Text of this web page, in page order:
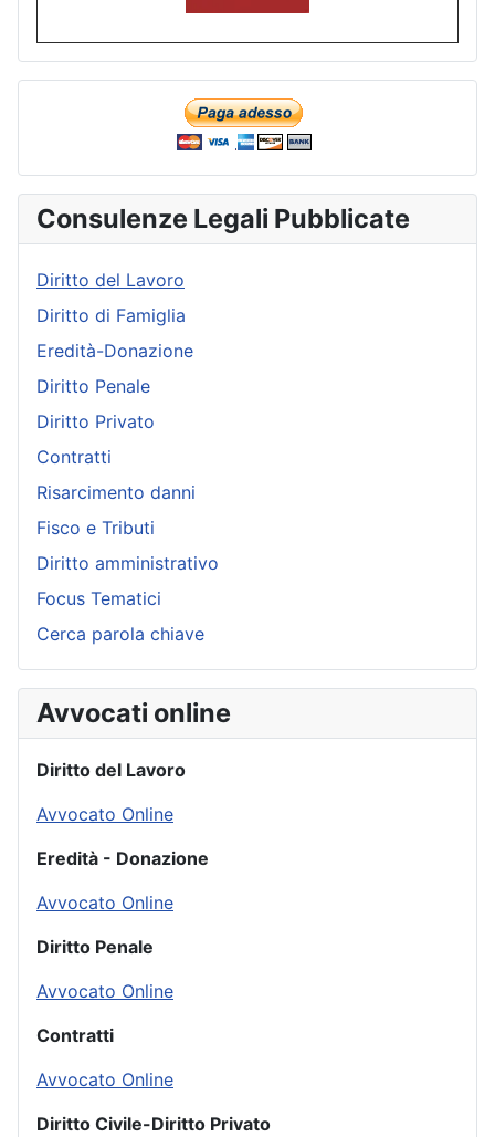
Consulenze Legali Pubblicate
Diritto del Lavoro
Diritto di Famiglia
Eredità-Donazione
Diritto Penale
Diritto Privato
Contratti
Risarcimento danni
Fisco e Tributi
Diritto amministrativo
Focus Tematici
Cerca parola chiave
Avvocati online
Diritto del Lavoro
Avvocato Online
Eredità - Donazione
Avvocato Online
Diritto Penale
Avvocato Online
Contratti
Avvocato Online
Diritto Civile-Diritto Privato